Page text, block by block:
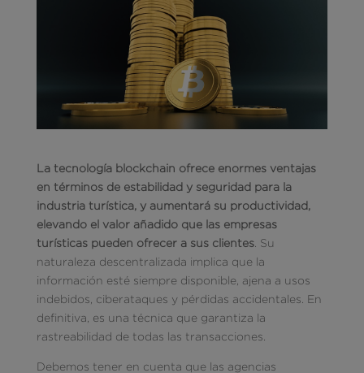
La tecnología blockchain ofrece enormes ventajas
en términos de estabilidad y seguridad para la
industria turística, y aumentará su productividad,
elevando el valor añadido que las empresas
turísticas pueden ofrecer a sus clientes. Su
naturaleza descentralizada implica que la
información esté siempre disponible, ajena a usos
indebidos, ciberataques y pérdidas accidentales. En
definitiva, es una técnica que garantiza la
rastreabilidad de todas las transacciones.
Debemos tener en cuenta que las agencias